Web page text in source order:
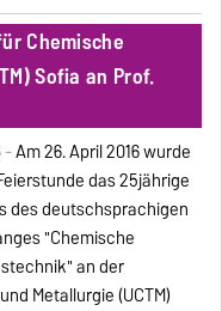
Chemische
Sofia an Prof.
-Am 26. April 2016 wurde
das 25jährige
des deutschsprachigen
"Chemische
an der
Metallurgie (UCTM)